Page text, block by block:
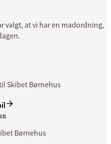
valgt, at vi har en madordning,
Skibet Børnehus
Børnehus